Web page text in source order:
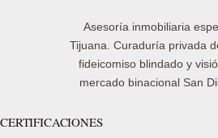
Asesoría inmobiliaria
Tijuana. Curaduría privada
fideicomiso blindado y
mercado binacional San
CERTIFICACIONES